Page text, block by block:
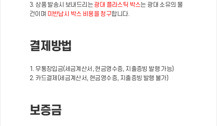
3. 상품 발송시 보내드리는 광대 플라스틱 박스는 광대 소유의 물
건이며 미반납시 박스 비용을 청구합니다.
결제방법
1. 무통장입금(세금계산서, 현금영수증, 지출증빙 발행 가능)
2. 카드결제(세금계산서, 현금영수증, 지출증빙 발행 불가)
보증금